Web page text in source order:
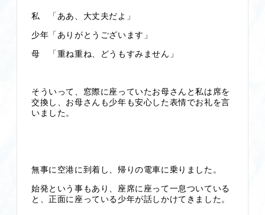
私 「ああ、大丈夫だよ」
少年「ありがとうございます」
母 「重ね重ね、どうもすみません」
そういって、窓際に座っていたお母さんと私は席を
交換し、お母さんも少年も安心した表情でお礼を言
いました。
無事に空港に到着し、帰りの電車に乗りました。
始発という事もあり、座席に座って一息ついている
と、正面に座っている少年が話しかけてきました。